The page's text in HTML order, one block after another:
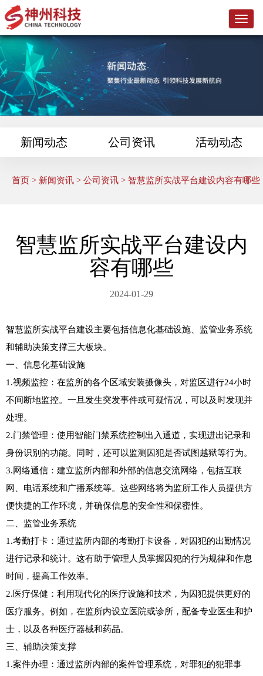
L
o
新闻动态 公司资讯 活动动态
首页 > 新闻资讯 > 公司资讯 > 智慧监所实战平台建设内容有哪些
智慧监所实战平台建设内
容有哪些
2024-01-29
智慧监所实战平台建设主要包括信息化基础设施、监管业务系统
和辅助决策支撑三大板块。
一、信息化基础设施
1.视频监控：在监所的各个区域安装摄像头，对监区进行24小时
不间断地监控。一旦发生突发事件或可疑情况，可以及时发现并
处理。
2.门禁管理：使用智能门禁系统控制出入通道，实现进出记录和
身份识别的功能。同时，还可以监测囚犯是否试图越狱等行为。
3.网络通信：建立监所内部和外部的信息交流网络，包括互联
网、电话系统和广播系统等。这些网络将为监所工作人员提供方
便快捷的工作环境，并确保信息的安全性和保密性。
二、监管业务系统
1.考勤打卡：通过监所内部的考勤打卡设备，对囚犯的出勤情况
进行记录和统计。这有助于管理人员掌握囚犯的行为规律和作息
时间，提高工作效率。
2.医疗保健：利用现代化的医疗设施和技术，为囚犯提供更好的
医疗服务。例如，在监所内设立医院或诊所，配备专业医生和护
士，以及各种医疗器械和药品。
三、辅助决策支撑
1.案件办理：通过监所内部的案件管理系统，对罪犯的犯罪事